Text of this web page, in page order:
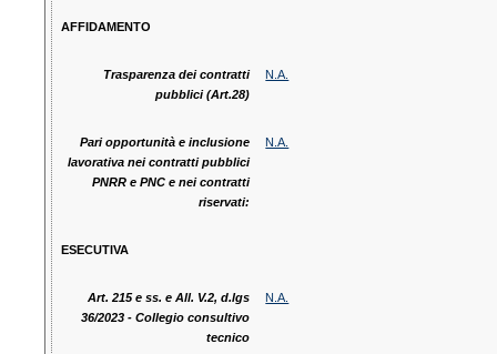
AFFIDAMENTO
Trasparenza dei contratti
pubblici (Art.28)
N.A.
Pari opportunità e inclusione
lavorativa nei contratti pubblici
PNRR e PNC e nei contratti
riservati:
N.A.
ESECUTIVA
Art. 215 e ss. e All. V.2, d.lgs
36/2023 - Collegio consultivo
tecnico
N.A.